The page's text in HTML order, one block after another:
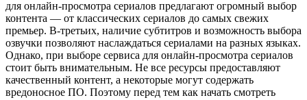
для онлайн-просмотра сериалов предлагают огромный выбор
контента — от классических сериалов до самых свежих
премьер. В-третьих, наличие субтитров и возможность выбора
озвучки позволяют наслаждаться сериалами на разных языках.
Однако, при выборе сервиса для онлайн-просмотра сериалов
стоит быть внимательным. Не все ресурсы предоставляют
качественный контент, а некоторые могут содержать
вредоносное ПО. Поэтому перед тем как начать смотреть